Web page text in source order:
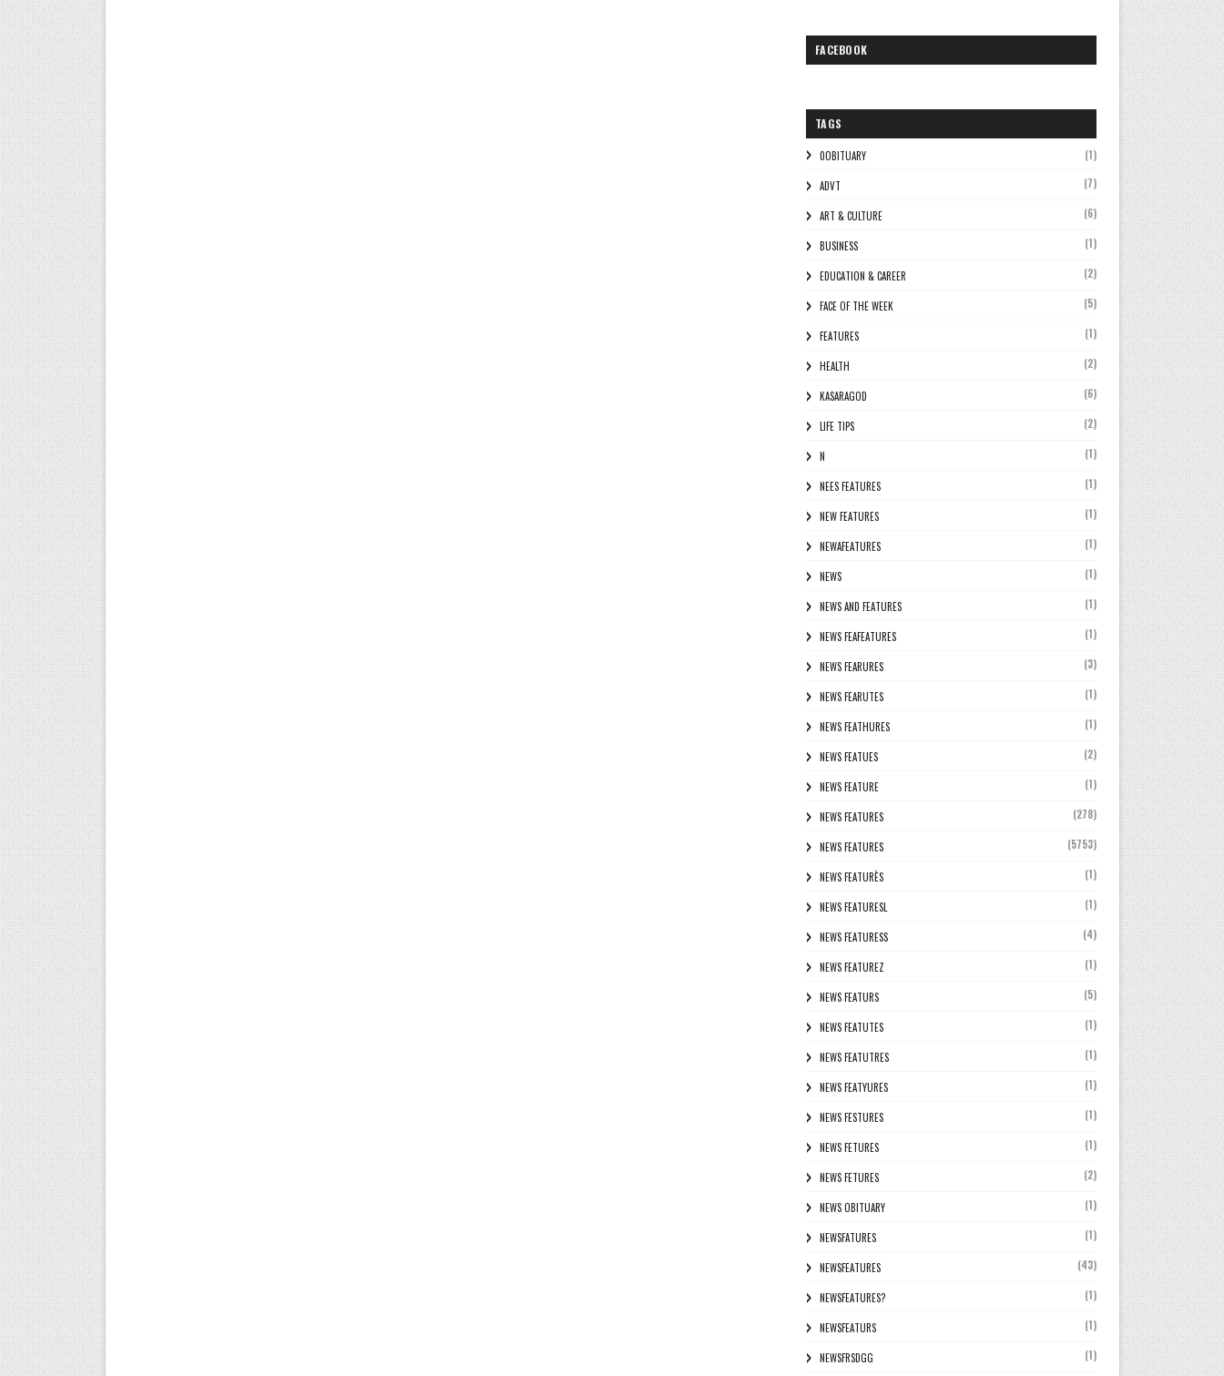
FACEBOOK
TAGS
0OBITUARY (1)
ADVT (7)
ART & CULTURE (6)
BUSINESS (1)
EDUCATION & CAREER (2)
FACE OF THE WEEK (5)
FEATURES (1)
HEALTH (2)
KASARAGOD (6)
LIFE TIPS (2)
N (1)
NEES FEATURES (1)
NEW FEATURES (1)
NEWAFEATURES (1)
NEWS (1)
NEWS AND FEATURES (1)
NEWS FEAFEATURES (1)
NEWS FEARURES (3)
NEWS FEARUTES (1)
NEWS FEATHURES (1)
NEWS FEATUES (2)
NEWS FEATURE (1)
NEWS FEATURES (278)
NEWS FEATURES (5753)
NEWS FEATURÈS (1)
NEWS FEATURESL (1)
NEWS FEATURESS (4)
NEWS FEATUREZ (1)
NEWS FEATURS (5)
NEWS FEATUTES (1)
NEWS FEATUTRES (1)
NEWS FEATYURES (1)
NEWS FESTURES (1)
NEWS FETURES (1)
NEWS FETURES (2)
NEWS OBITUARY (1)
NEWSFATURES (1)
NEWSFEATURES (43)
NEWSFEATURES? (1)
NEWSFEATURS (1)
NEWSFRSDGG (1)